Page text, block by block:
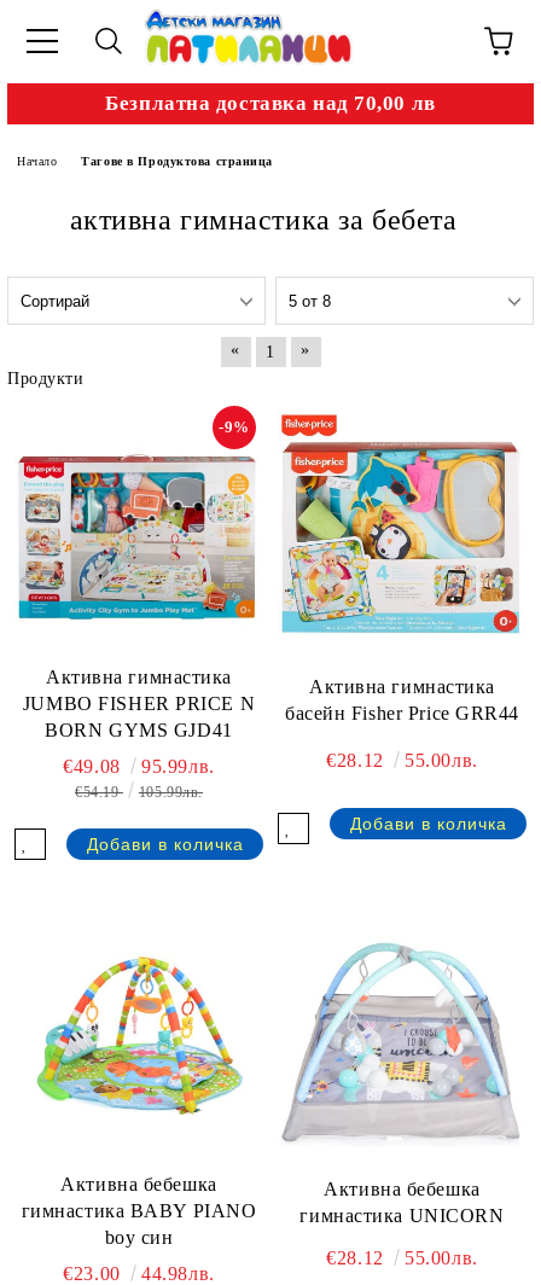
Безплатна доставка над 70,00 лв
Начало Тагове в Продуктова страница
активна гимнастика за бебета
« 1
»
Продукти
Активна гимнастика
JUMBO FISHER PRICE N
BORN GYMS GJD41
-9%
€49.08 95.99лв.
€54.19 105.99лв.
Активна гимнастика
басейн Fisher Price GRR44
€28.12 55.00лв.
Активна бебешка
гимнастика BABY PIANO
boy син
€23.00
44.98лв.
Активна бебешка
гимнастика UNICORN
€28.12 55.00лв.